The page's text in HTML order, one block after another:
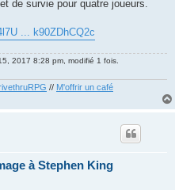
de survie pour quatre joueurs.
... k90ZDhCQ2c
2017 8:28 pm, modifié 1 fois.
// M'offrir un café
à Stephen King